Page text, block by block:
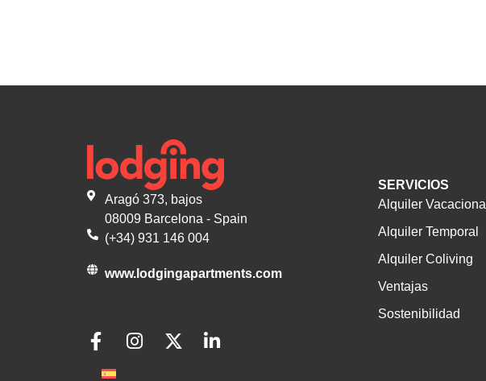
Aragó 373, bajos
08009 Barcelona - Spain
(+34) 931 146 004
www.lodgingapartments.com
SERVICIOS
Alquiler Vacacional
Alquiler Temporal
Alquiler Coliving
Ventajas
Sostenibilidad